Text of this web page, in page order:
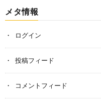
メタ情報
ログイン
投稿フィード
コメントフィード